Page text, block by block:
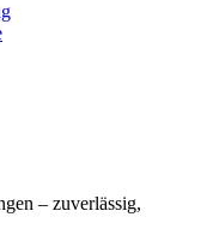
– zuverlässig,